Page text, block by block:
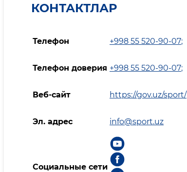
КОНТАКТЛАР
Телефон +998 55 520-90-07;
Телефон доверия +998 55 520-90-07;
Веб-сайт https://gov.uz/sport/
Эл. адрес info@sport.uz
Социальные сети